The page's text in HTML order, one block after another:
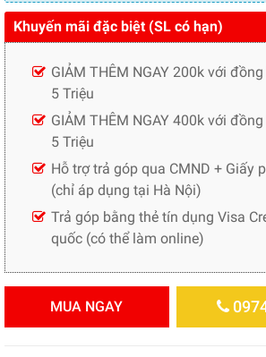
Khuyến mãi đặc biệt (SL có hạn)
GIẢM THÊM NGAY 200k với
5 Triệu
GIẢM THÊM NGAY 400k với
5 Triệu
Hỗ trợ trả góp qua CMND + Giấy
(chỉ áp dụng tại Hà Nội)
Trả góp bằng thẻ tín dụng Visa
quốc (có thể làm online)
MUA NGAY